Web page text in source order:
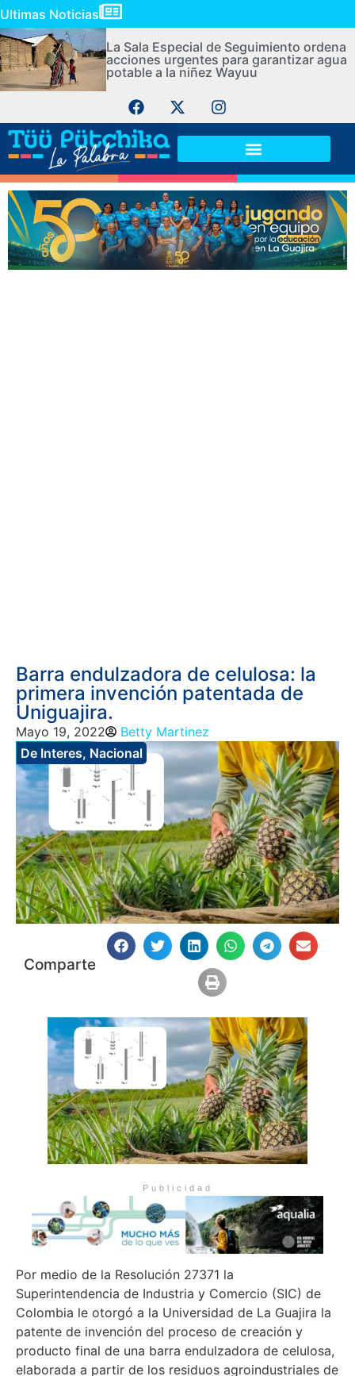
Ultimas Noticias
La Sala Especial de Seguimiento ordena
acciones urgentes para garantizar agua
potable a la niñez Wayuu
Barra endulzadora de celulosa: la
primera invención patentada de
Uniguajira.
Mayo 19, 2022
Betty Martinez
De Interes, Nacional
Comparte
Publicidad
Por medio de la Resolución 27371 la
Superintendencia de Industria y Comercio (SIC) de
Colombia le otorgó a la Universidad de La Guajira la
patente de invención del proceso de creación y
producto final de una barra endulzadora de celulosa,
elaborada a partir de los residuos agroindustriales de